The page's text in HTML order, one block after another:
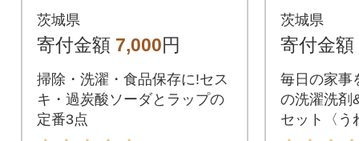
ソーダ・過炭酸ソー
ダ)
茨城県
寄付金額 7,000円
掃除・洗濯・食品保存に!セス
キ・過炭酸ソーダとラップの
定番3点
レラッ
茨城県
寄付金額
毎日の家事
の洗濯洗剤
セット〈う